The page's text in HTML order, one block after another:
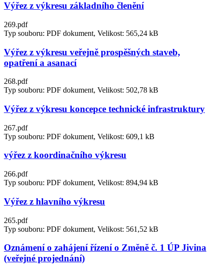
Výřez z výkresu základního členění
269.pdf
Typ souboru: PDF dokument, Velikost: 565,24 kB
Výřez z výkresu veřejně prospěšných staveb,
opatření a asanací
268.pdf
Typ souboru: PDF dokument, Velikost: 502,78 kB
Výřez z výkresu koncepce technické infrastruktury
267.pdf
Typ souboru: PDF dokument, Velikost: 609,1 kB
výřez z koordinačního výkresu
266.pdf
Typ souboru: PDF dokument, Velikost: 894,94 kB
Výřez z hlavního výkresu
265.pdf
Typ souboru: PDF dokument, Velikost: 561,52 kB
Oznámení o zahájení řízení o Změně č. 1 ÚP Jivina
(veřejné projednání)